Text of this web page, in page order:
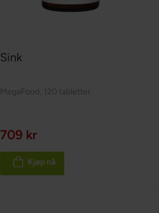
Sink
MegaFood 120 tabletter
709 kr
Kjøp nå